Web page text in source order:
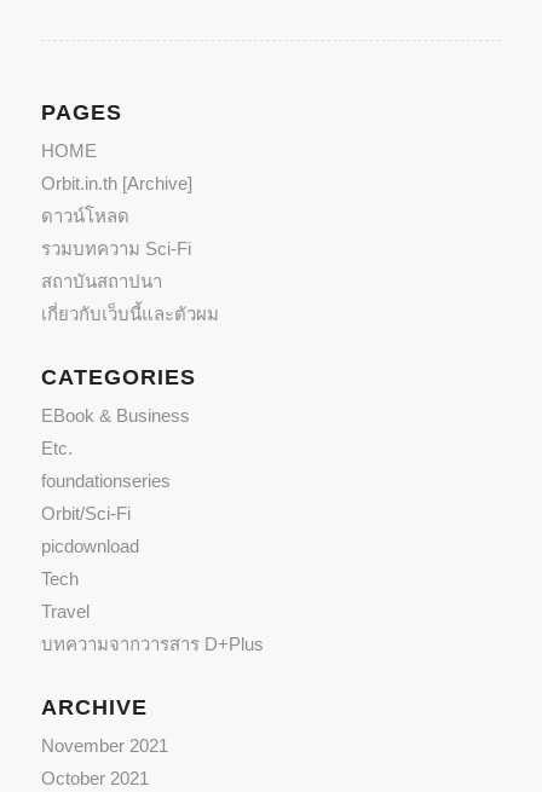
PAGES
HOME
Orbit.in.th [Archive]
ดาวน์โหลด
รวมบทความ Sci-Fi
สถาบันสถาปนา
เกี่ยวกับเว็บนี้และตัวผม
CATEGORIES
EBook & Business
Etc.
foundationseries
Orbit/Sci-Fi
picdownload
Tech
Travel
บทความจากวารสาร D+Plus
ARCHIVE
November 2021
October 2021